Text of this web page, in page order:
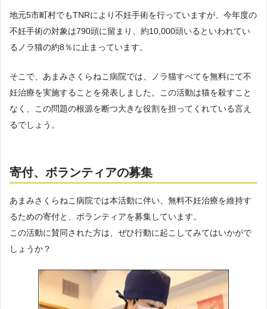
地元5市町村でもTNRにより不妊手術を行っていますが、今年度の
不妊手術の対象は790頭に留まり、約10,000頭いるといわれてい
るノラ猫の約8％に止まっています。
そこで、あまみさくらねこ病院では、ノラ猫すべてを無料にて不
妊治療を実施することを発表しました。この活動は猫を殺すこと
なく、この問題の根源を断つ大きな役割を担ってくれている言え
るでしょう。
寄付、ボランティアの募集
あまみさくらねこ病院では本活動に伴い、無料不妊治療を維持す
るための寄付と、ボランティアを募集しています。
この活動に賛同された方は、ぜひ行動に起こしてみてはいかがで
しょうか？